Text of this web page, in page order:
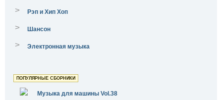
> Рэп и Хип Хоп
> Шансон
> Электронная музыка
ПОПУЛЯРНЫЕ СБОРНИКИ
Музыка для машины Vol.38